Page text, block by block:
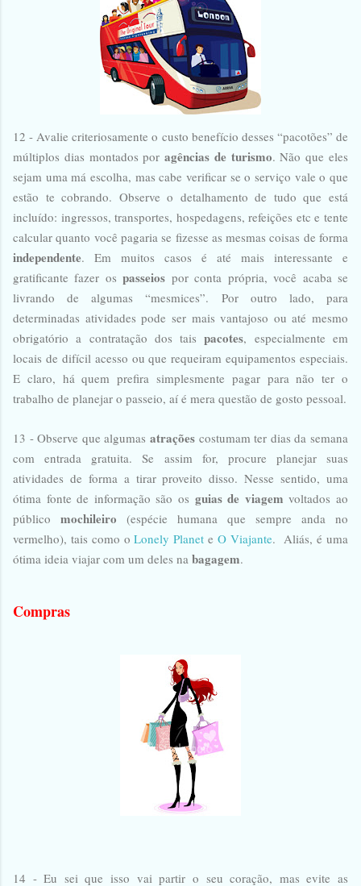
12 - Avalie criteriosamente o custo benefício desses “pacotões” de
múltiplos dias montados poragências de turismo. Não que eles
sejam uma má escolha, mas cabe verificar se o serviço vale o que
estão te cobrando. Observe o detalhamento de tudo que está
incluído: ingressos, transportes, hospedagens, refeições etc e tente
calcular quanto você pagaria se fizesse as mesmas coisas de forma
independente. Em muitos casos é até mais interessante e
gratificante fazer ospasseios por conta própria, você acaba se
livrando de algumas “mesmices”. Por outro lado, para
determinadas atividades pode ser mais vantajoso ou até mesmo
obrigatório a contratação dos taispacotes, especialmente em
locais de difícil acesso ou que requeiram equipamentos especiais.
E claro, há quem prefira simplesmente pagar para não ter o
trabalho de planejar o passeio, aí é mera questão de gosto pessoal.
13 - Observe que algumas atrações costumam ter dias da semana
com entrada gratuita. Se assim for, procure planejar suas
atividades de forma a tirar proveito disso. Nesse sentido, uma
ótima fonte de informação são os guias de viagem voltados ao
público mochileiro (espécie humana que sempre anda no
vermelho), tais como oLonely Planet e O Viajante. Aliás, é uma
ótima ideia viajar com um deles na bagagem.
Compras
14 - Eu sei que isso vai partir o seu coração, mas evite as